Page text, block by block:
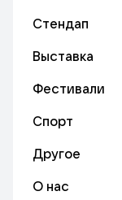
Стендап
Выставка
Фестивали
Спорт
Другое
О нас